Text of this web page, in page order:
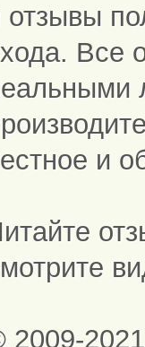
отзывы
Все
и
2009-